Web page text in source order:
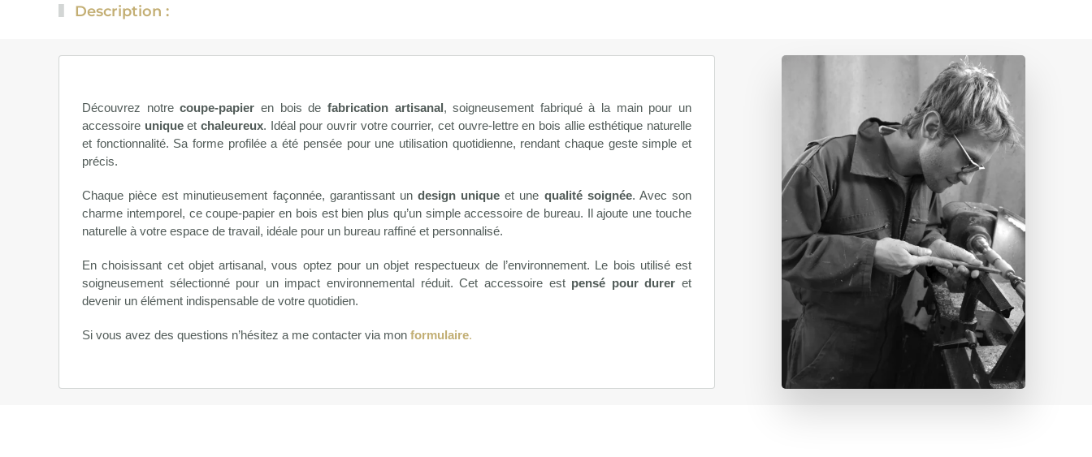
Description :
Découvrez notrecoupe-papier en bois de fabrication artisanal, soigneusement fabriqué à la main pour un
accessoire uniqueetchaleureux. Idéal pour ouvrir votre courrier, cet ouvre-lettre en bois allie esthétique naturelle
et fonctionnalité. Sa forme profilée a été pensée pour une utilisation quotidienne, rendant chaque geste simple et
précis.
Chaque pièce est minutieusement façonnée, garantissant un design unique et une qualité soignée. Avec son
charme intemporel, ce coupe-papier en bois est bien plus qu’un simple accessoire de bureau. Il ajoute une touche
naturelle à votre espace de travail, idéale pour un bureau raffiné et personnalisé.
En choisissant cet objet artisanal, vous optez pour un objet respectueux de l’environnement. Le bois utilisé est
soigneusement sélectionné pour un impact environnemental réduit. Cet accessoire est pensé pour durer et
devenir un élément indispensable de votre quotidien.
Si vous avez des questions n’hésitez a me contacter via mon formulaire.